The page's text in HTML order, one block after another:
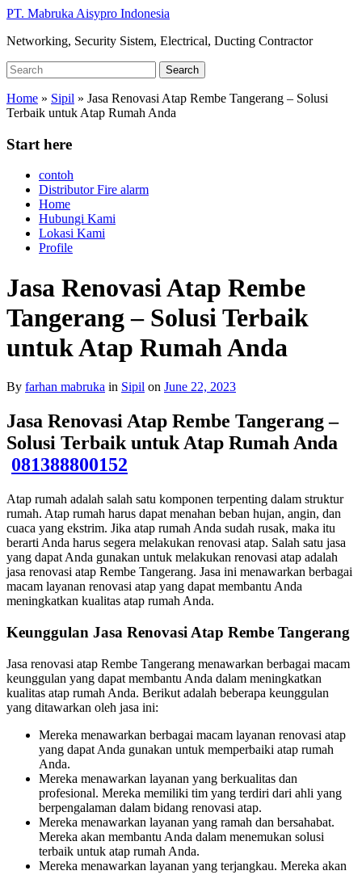
Skip
main
PT. Mabruka Aisypro Indonesia
Networking, Security Sistem, Electrical, Ducting Contractor
Search
for:
Search
Home » Sipil » Jasa Renovasi Atap Rembe Tangerang – Solusi
Terbaik untuk Atap Rumah Anda
Start here
contoh
Distributor Fire alarm
Home
Hubungi Kami
Lokasi Kami
Profile
Jasa Renovasi Atap Rembe
Tangerang – Solusi Terbaik
untuk Atap Rumah Anda
By farhan mabruka in Sipil on June 22, 2023
Jasa Renovasi Atap Rembe Tangerang –
Solusi Terbaik untuk Atap Rumah Anda
081388800152
Atap rumah adalah salah satu komponen terpenting dalam struktur
rumah. Atap rumah harus dapat menahan beban hujan, angin, dan
cuaca yang ekstrim. Jika atap rumah Anda sudah rusak, maka itu
berarti Anda harus segera melakukan renovasi atap. Salah satu jasa
yang dapat Anda gunakan untuk melakukan renovasi atap adalah
jasa renovasi atap Rembe Tangerang. Jasa ini menawarkan berbagai
macam layanan renovasi atap yang dapat membantu Anda
meningkatkan kualitas atap rumah Anda.
Keunggulan Jasa Renovasi Atap Rembe Tangerang
Jasa renovasi atap Rembe Tangerang menawarkan berbagai macam
keunggulan yang dapat membantu Anda dalam meningkatkan
kualitas atap rumah Anda. Berikut adalah beberapa keunggulan
yang ditawarkan oleh jasa ini:
Mereka menawarkan berbagai macam layanan renovasi atap
yang dapat Anda gunakan untuk memperbaiki atap rumah
Anda.
Mereka menawarkan layanan yang berkualitas dan
profesional. Mereka memiliki tim yang terdiri dari ahli yang
berpengalaman dalam bidang renovasi atap.
Mereka menawarkan layanan yang ramah dan bersahabat.
Mereka akan membantu Anda dalam menemukan solusi
terbaik untuk atap rumah Anda.
Mereka menawarkan layanan yang terjangkau. Mereka akan